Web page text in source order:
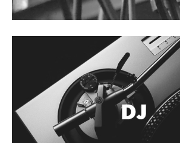
Banjo
Cuerdas
Guitarra Metal
Guitarra Nylon